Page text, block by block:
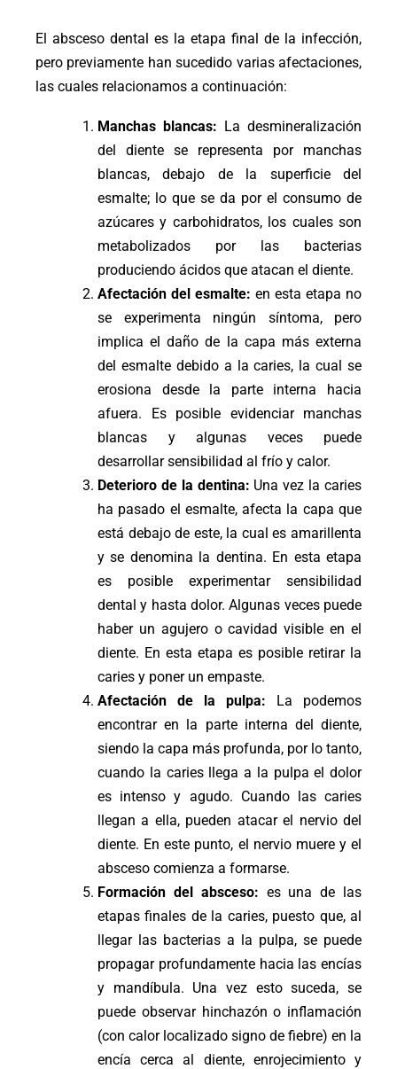
El absceso dental es la etapa final de la infección,
pero previamente han sucedido varias afectaciones,
las cuales relacionamos a continuación:
Manchas blancas: La desmineralización
del diente se representa por manchas
blancas, debajo de la superficie del
esmalte; lo que se da por el consumo de
azúcares y carbohidratos, los cuales son
metabolizados por las bacterias
produciendo ácidos que atacan el diente.
Afectación del esmalte: en esta etapa no
se experimenta ningún síntoma, pero
implica el daño de la capa más externa
del esmalte debido a la caries, la cual se
erosiona desde la parte interna hacia
afuera. Es posible evidenciar manchas
blancas y algunas veces puede
desarrollar sensibilidad al frío y calor.
Deterioro de la dentina: Una vez la caries
ha pasado el esmalte, afecta la capa que
está debajo de este, la cual es amarillenta
y se denomina la dentina. En esta etapa
es posible experimentar sensibilidad
dental y hasta dolor. Algunas veces puede
haber un agujero o cavidad visible en el
diente. En esta etapa es posible retirar la
caries y poner un empaste.
Afectación de la pulpa: La podemos
encontrar en la parte interna del diente,
siendo la capa más profunda, por lo tanto,
cuando la caries llega a la pulpa el dolor
es intenso y agudo. Cuando las caries
llegan a ella, pueden atacar el nervio del
diente. En este punto, el nervio muere y el
absceso comienza a formarse.
Formación del absceso: es una de las
etapas finales de la caries, puesto que, al
llegar las bacterias a la pulpa, se puede
propagar profundamente hacia las encías
y mandíbula. Una vez esto suceda, se
puede observar hinchazón o inflamación
(con calor localizado signo de fiebre) en la
encía cerca al diente, enrojecimiento y